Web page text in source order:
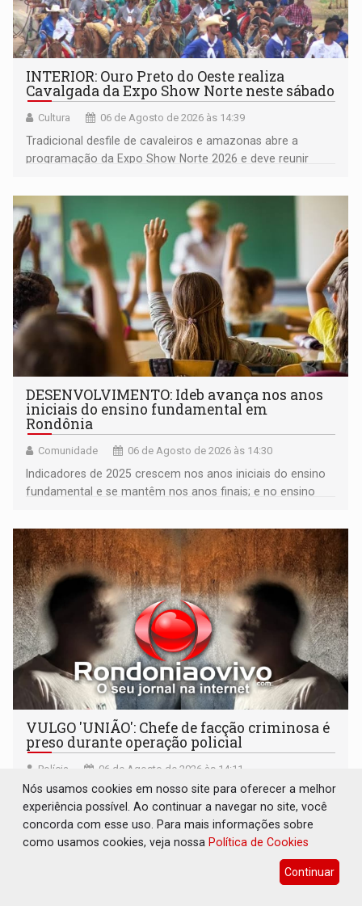
INTERIOR: Ouro Preto do Oeste realiza
Cavalgada da Expo Show Norte neste sábado
Cultura 06 de Agosto de 2026 às 14:39
Tradicional desfile de cavaleiros e amazonas abre a
programação da Expo Show Norte 2026 e deve reunir
DESENVOLVIMENTO: Ideb avança nos anos
iniciais do ensino fundamental em
Rondônia
Comunidade 06 de Agosto de 2026 às 14:30
Indicadores de 2025 crescem nos anos iniciais do ensino
fundamental e se mantêm nos anos finais; e no ensino
VULGO 'UNIÃO': Chefe de facção criminosa é
preso durante operação policial
Polícia 06 de Agosto de 2026 às 14:11
Acusado ainda tentou fugir para um matagal
Nós usamos cookies em nosso site para oferecer a melhor
experiência possível. Ao continuar a navegar no site, você
concorda com esse uso. Para mais informações sobre
como usamos cookies, veja nossa Política de Cookies
Continuar